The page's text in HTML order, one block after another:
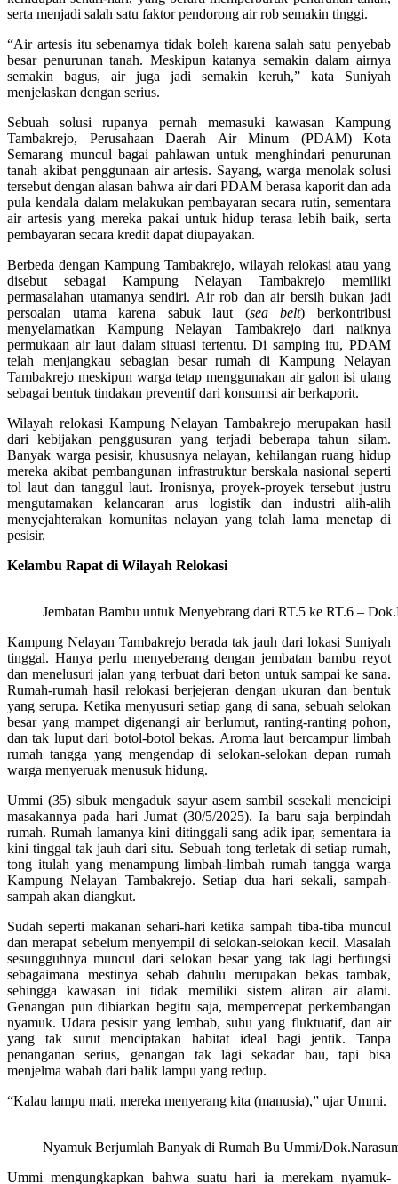
serta menjadi salah satu faktor pendorong air rob semakin tinggi.
“Air artesis itu sebenarnya tidak boleh karena salah satu penyebab
besar penurunan tanah. Meskipun katanya semakin dalam airnya
semakin bagus, air juga jadi semakin keruh,” kata Suniyah
menjelaskan dengan serius.
Sebuah solusi rupanya pernah memasuki kawasan Kampung
Tambakrejo, Perusahaan Daerah Air Minum (PDAM) Kota
Semarang muncul bagai pahlawan untuk menghindari penurunan
tanah akibat penggunaan air artesis. Sayang, warga menolak solusi
tersebut dengan alasan bahwa air dari PDAM berasa kaporit dan ada
pula kendala dalam melakukan pembayaran secara rutin, sementara
air artesis yang mereka pakai untuk hidup terasa lebih baik, serta
pembayaran secara kredit dapat diupayakan.
Berbeda dengan Kampung Tambakrejo, wilayah relokasi atau yang
disebut sebagai Kampung Nelayan Tambakrejo memiliki
permasalahan utamanya sendiri. Air rob dan air bersih bukan jadi
persoalan utama karena sabuk laut (sea belt) berkontribusi
menyelamatkan Kampung Nelayan Tambakrejo dari naiknya
permukaan air laut dalam situasi tertentu. Di samping itu, PDAM
telah menjangkau sebagian besar rumah di Kampung Nelayan
Tambakrejo meskipun warga tetap menggunakan air galon isi ulang
sebagai bentuk tindakan preventif dari konsumsi air berkaporit.
Wilayah relokasi Kampung Nelayan Tambakrejo merupakan hasil
dari kebijakan penggusuran yang terjadi beberapa tahun silam.
Banyak warga pesisir, khususnya nelayan, kehilangan ruang hidup
mereka akibat pembangunan infrastruktur berskala nasional seperti
tol laut dan tanggul laut. Ironisnya, proyek-proyek tersebut justru
mengutamakan kelancaran arus logistik dan industri alih-alih
menyejahterakan komunitas nelayan yang telah lama menetap di
pesisir.
Kelambu Rapat di Wilayah Relokasi
Jembatan Bambu untuk Menyebrang dari RT.5 ke RT.6 –
Kampung Nelayan Tambakrejo berada tak jauh dari lokasi Suniyah
tinggal. Hanya perlu menyeberang dengan jembatan bambu reyot
dan menelusuri jalan yang terbuat dari beton untuk sampai ke sana.
Rumah-rumah hasil relokasi berjejeran dengan ukuran dan bentuk
yang serupa. Ketika menyusuri setiap gang di sana, sebuah selokan
besar yang mampet digenangi air berlumut, ranting-ranting pohon,
dan tak luput dari botol-botol bekas. Aroma laut bercampur limbah
rumah tangga yang mengendap di selokan-selokan depan rumah
warga menyeruak menusuk hidung.
Ummi (35) sibuk mengaduk sayur asem sambil sesekali mencicipi
masakannya pada hari Jumat (30/5/2025). Ia baru saja berpindah
rumah. Rumah lamanya kini ditinggali sang adik ipar, sementara ia
kini tinggal tak jauh dari situ. Sebuah tong terletak di setiap rumah,
tong itulah yang menampung limbah-limbah rumah tangga warga
Kampung Nelayan Tambakrejo. Setiap dua hari sekali, sampah-
sampah akan diangkut.
Sudah seperti makanan sehari-hari ketika sampah tiba-tiba muncul
dan merapat sebelum menyempil di selokan-selokan kecil. Masalah
sesungguhnya muncul dari selokan besar yang tak lagi berfungsi
sebagaimana mestinya sebab dahulu merupakan bekas tambak,
sehingga kawasan ini tidak memiliki sistem aliran air alami.
Genangan pun dibiarkan begitu saja, mempercepat perkembangan
nyamuk. Udara pesisir yang lembab, suhu yang fluktuatif, dan air
yang tak surut menciptakan habitat ideal bagi jentik. Tanpa
penanganan serius, genangan tak lagi sekadar bau, tapi bisa
menjelma wabah dari balik lampu yang redup.
“Kalau lampu mati, mereka menyerang kita (manusia),” ujar Ummi.
Nyamuk Berjumlah Banyak di Rumah Bu Ummi/
Ummi mengungkapkan bahwa suatu hari ia merekam nyamuk-